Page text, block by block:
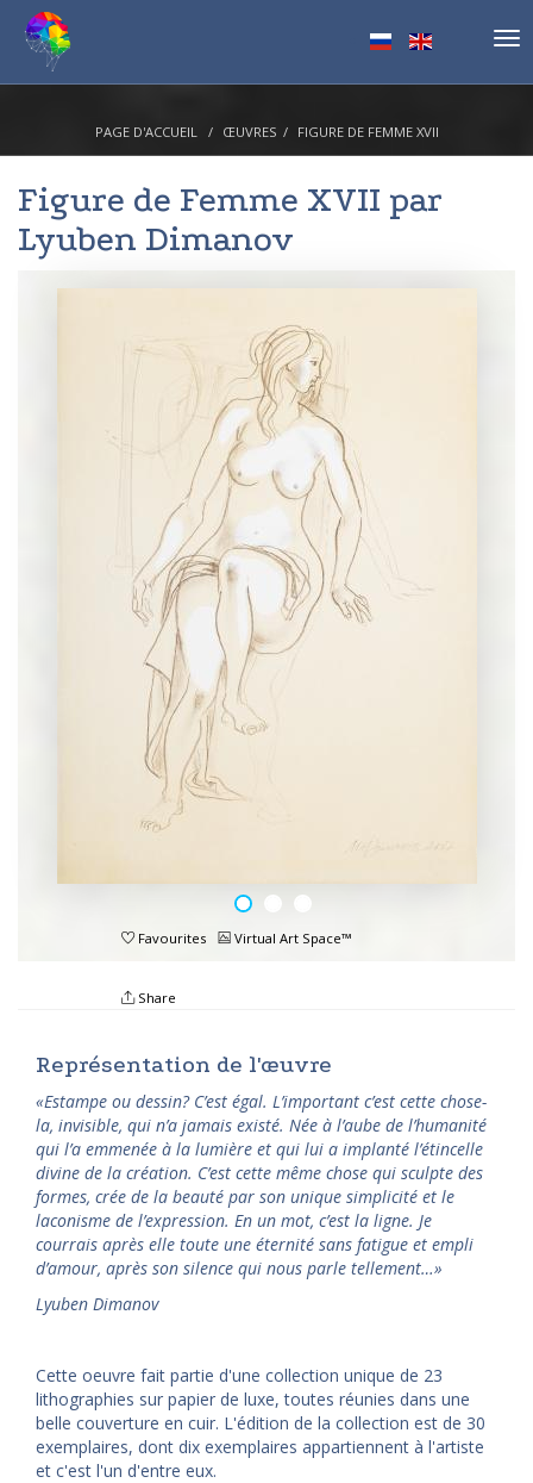
PAGE D'ACCUEIL ŒUVRES FIGURE DE FEMME XVII
Figure de Femme XVII par
Lyuben Dimanov
Favourites Virtual Art Space™
Share
Représentation de l'œuvre
«Estampe ou dessin? C’est égal. L’important c’est cette chose-
la, invisible, qui n’a jamais existé. Née à l’aube de l’humanité
qui l’a emmenée à la lumière et qui lui a implanté l’étincelle
divine de la création. C’est cette même chose qui sculpte des
formes, crée de la beauté par son unique simplicité et le
laconisme de l’expression. En un mot, c’est la ligne. Je
courrais après elle toute une éternité sans fatigue et empli
d’amour, après son silence qui nous parle tellement…»
Lyuben Dimanov
Cette oeuvre fait partie d'une collection unique de 23
lithographies sur papier de luxe, toutes réunies dans une
belle couverture en cuir. L'édition de la collection est de 30
exemplaires, dont dix exemplaires appartiennent à l'artiste
et c'est l'un d'entre eux.